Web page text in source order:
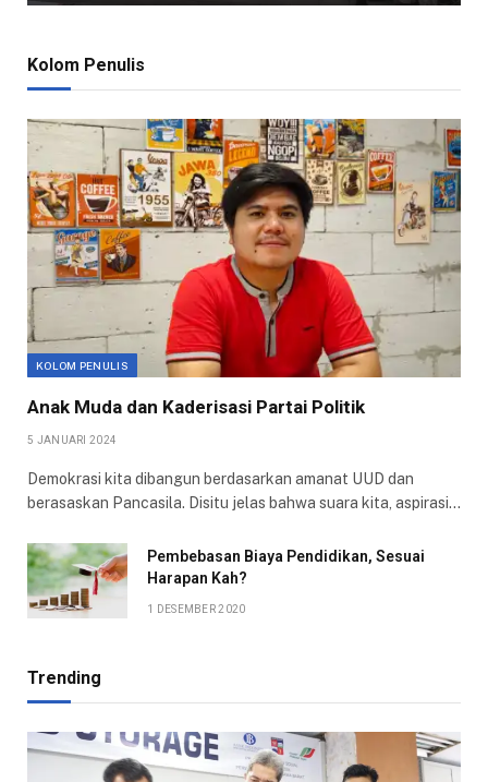
Kolom Penulis
KOLOM PENULIS
Anak Muda dan Kaderisasi Partai Politik
5 JANUARI 2024
Demokrasi kita dibangun berdasarkan amanat UUD dan
berasaskan Pancasila. Disitu jelas bahwa suara kita, aspirasi…
Pembebasan Biaya Pendidikan, Sesuai
Harapan Kah?
1 DESEMBER 2020
Trending